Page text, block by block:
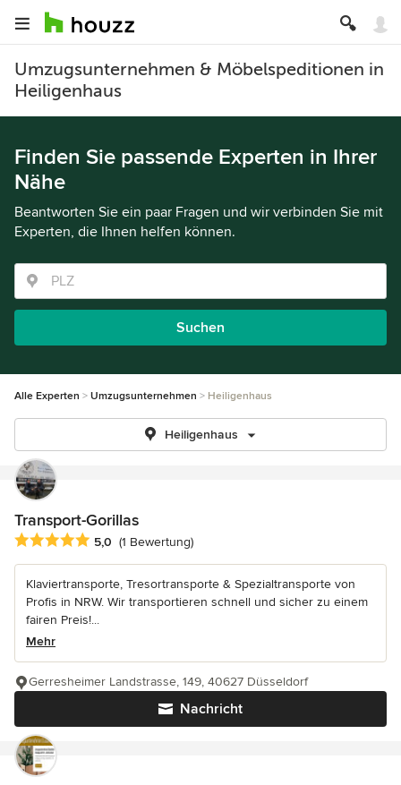
Umzugsunternehmen & Möbelspeditionen in
Heiligenhaus
Finden Sie passende Experten in Ihrer
Nähe
Beantworten Sie ein paar Fragen und wir verbinden Sie mit
Experten, die Ihnen helfen können.
Suchen
Alle Experten Umzugsunternehmen Heiligenhaus
Heiligenhaus
Transport-Gorillas
Durchschnittliche Bewertung: 5 von 5 Sternen
5,0 (1 Bewertung)
Klaviertransporte, Tresortransporte & Spezialtransporte von
Profis in NRW. Wir transportieren schnell und sicher zu einem
fairen Preis!...
Mehr
Nachricht
Gerresheimer Landstrasse, 149, 40627 Düsseldorf